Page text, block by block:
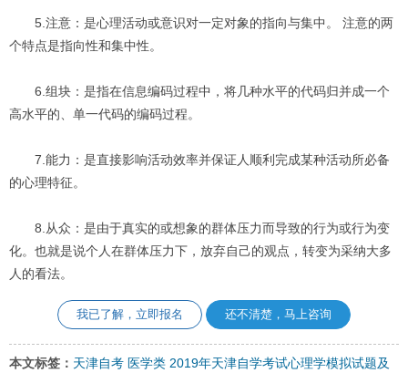
5.注意：是心理活动或意识对一定对象的指向与集中。 注意的两
个特点是指向性和集中性。
6.组块：是指在信息编码过程中，将几种水平的代码归并成一个
高水平的、单一代码的编码过程。
7.能力：是直接影响活动效率并保证人顺利完成某种活动所必备
的心理特征。
8.从众：是由于真实的或想象的群体压力而导致的行为或行为变
化。也就是说个人在群体压力下，放弃自己的观点，转变为采纳大多
人的看法。
我已了解，立即报名 还不清楚，马上咨询
本文标签： 天津自考 医学类 2019年天津自学考试心理学模拟试题及